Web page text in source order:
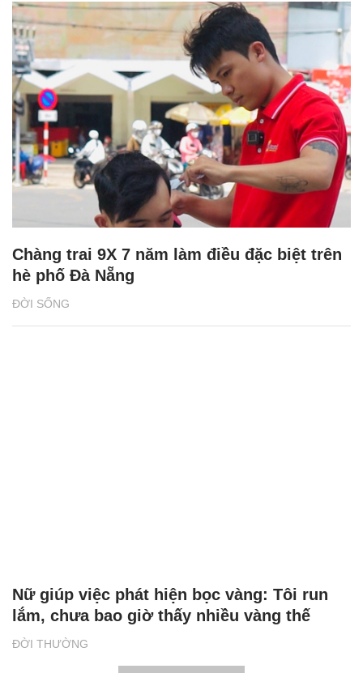
ĐỜI SỐNG
Chàng trai 9X 7 năm làm điều đặc biệt trên
hè phố Đà Nẵng
ĐỜI THƯỜNG
Nữ giúp việc phát hiện bọc vàng: Tôi run
lắm, chưa bao giờ thấy nhiều vàng thế